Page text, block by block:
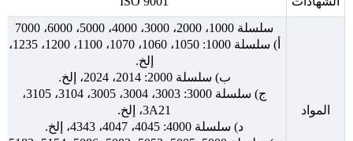
المواد
سلسلة 1000، 2000، 3000، 4000، 5000، 6000، 7000
أ) سلسلة 1000: 1050، 1060، 1070، 1100، 1200، 1235،
إلخ.
ب) سلسلة 2000: 2014، 2024، إلخ.
ج) سلسلة 3000: 3003، 3004، 3005، 3104، 3105،
3A21، إلخ.
د) سلسلة 4000: 4045، 4047، 4343، إلخ.